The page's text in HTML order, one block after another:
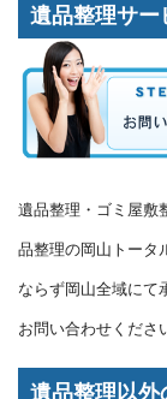
遺品整理サー
遺品整理・ゴミ屋敷
品整理の岡山トータ
ならず岡山全域にて
お問い合わせくださ
遺品整理以外